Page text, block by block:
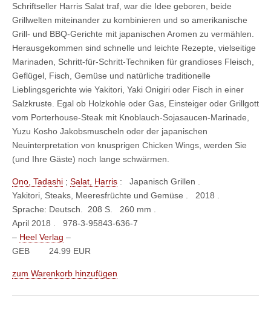
Schriftseller Harris Salat traf, war die Idee geboren, beide
Grillwelten miteinander zu kombinieren und so amerikanische
Grill- und BBQ-Gerichte mit japanischen Aromen zu vermählen.
Herausgekommen sind schnelle und leichte Rezepte, vielseitige
Marinaden, Schritt-für-Schritt-Techniken für grandioses Fleisch,
Geflügel, Fisch, Gemüse und natürliche traditionelle
Lieblingsgerichte wie Yakitori, Yaki Onigiri oder Fisch in einer
Salzkruste. Egal ob Holzkohle oder Gas, Einsteiger oder Grillgott
vom Porterhouse-Steak mit Knoblauch-Sojasaucen-Marinade,
Yuzu Kosho Jakobsmuscheln oder der japanischen
Neuinterpretation von knusprigen Chicken Wings, werden Sie
(und Ihre Gäste) noch lange schwärmen.
Ono, Tadashi ; Salat, Harris : Japanisch Grillen .
Yakitori, Steaks, Meeresfrüchte und Gemüse . 2018 .
Sprache: Deutsch. 208 S. 260 mm .
April 2018 . 978-3-95843-636-7
– Heel Verlag –
GEB 24.99 EUR
zum Warenkorb hinzufügen